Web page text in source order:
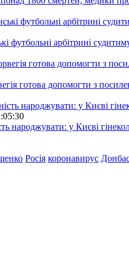
футбольні арбітрині
готова допомогти з
народжувати: у Києві
Росія коронавирус